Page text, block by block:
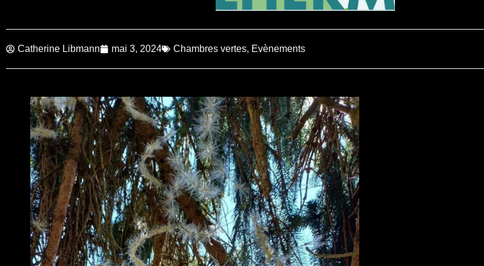
Catherine Libmann mai 3, 2024 Chambres vertes, Evènements